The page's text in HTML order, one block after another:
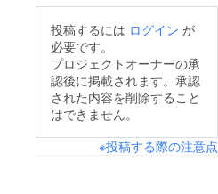
投稿するには ログイン が
必要です。
プロジェクトオーナーの承
認後に掲載されます。承認
された内容を削除すること
はできません。
※投稿する際の注意点